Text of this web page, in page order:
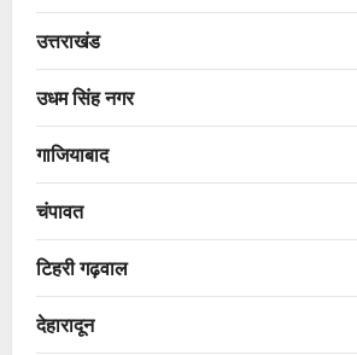
उत्तराखंड
उधम सिंह नगर
गाजियाबाद
चंपावत
टिहरी गढ़वाल
देहारादून